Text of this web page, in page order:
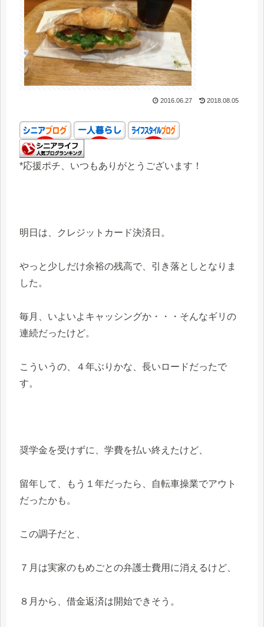
2016.06.27 2018.08.05
*応援ポチ、いつもありがとうございます！
明日は、クレジットカード決済日。
やっと少しだけ余裕の残高で、引き落としとなりま
した。
毎月、いよいよキャッシングか・・・そんなギリの
連続だったけど。
こういうの、４年ぶりかな、長いロードだったで
す。
奨学金を受けずに、学費を払い終えたけど、
留年して、もう１年だったら、自転車操業でアウト
だったかも。
この調子だと、
７月は実家のもめごとの弁護士費用に消えるけど、
８月から、借金返済は開始できそう。